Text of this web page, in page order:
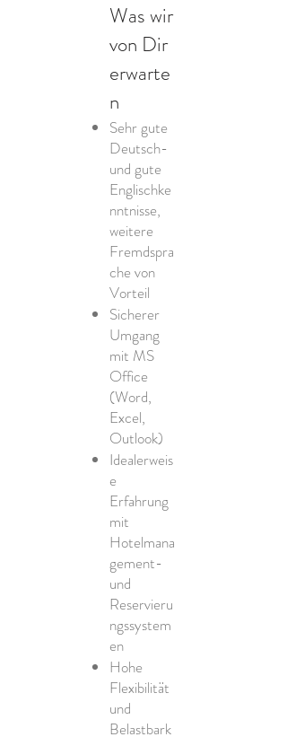
Was wir
von Dir
erwarte
n
Sehr gute
Deutsch-
und gute
Englischke
nntnisse,
weitere
Fremdspra
che von
Vorteil
Sicherer
Umgang
mit MS
Office
(Word,
Excel,
Outlook)
Idealerweis
e
Erfahrung
mit
Hotelmana
gement-
und
Reservieru
ngssystem
en
Hohe
Flexibilität
und
Belastbark